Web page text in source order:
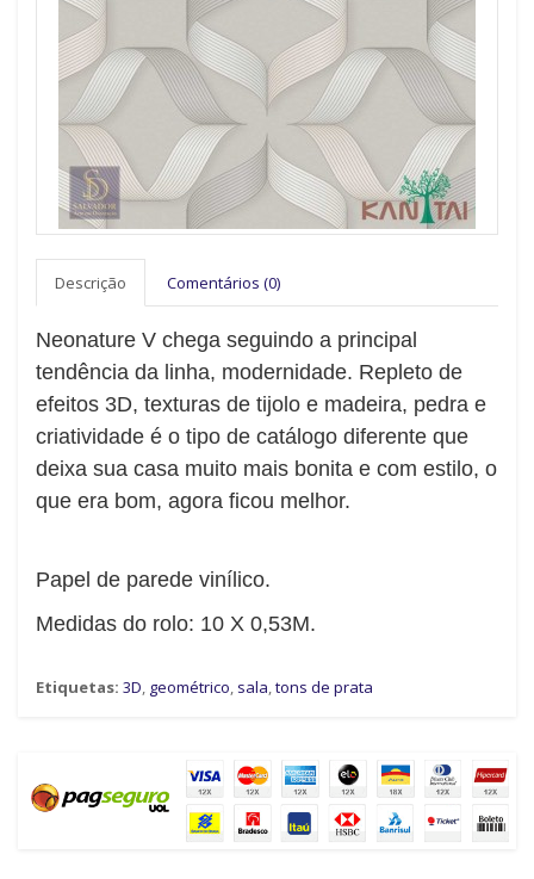
Descrição Comentários (0)
Neonature V chega seguindo a principal
tendência da linha, modernidade. Repleto de
efeitos 3D, texturas de tijolo e madeira, pedra e
criatividade é o tipo de catálogo diferente que
deixa sua casa muito mais bonita e com estilo, o
que era bom, agora ficou melhor.
Papel de parede vinílico.
Medidas do rolo: 10 X 0,53M.
Etiquetas: 3D, geométrico, sala,tons de prata